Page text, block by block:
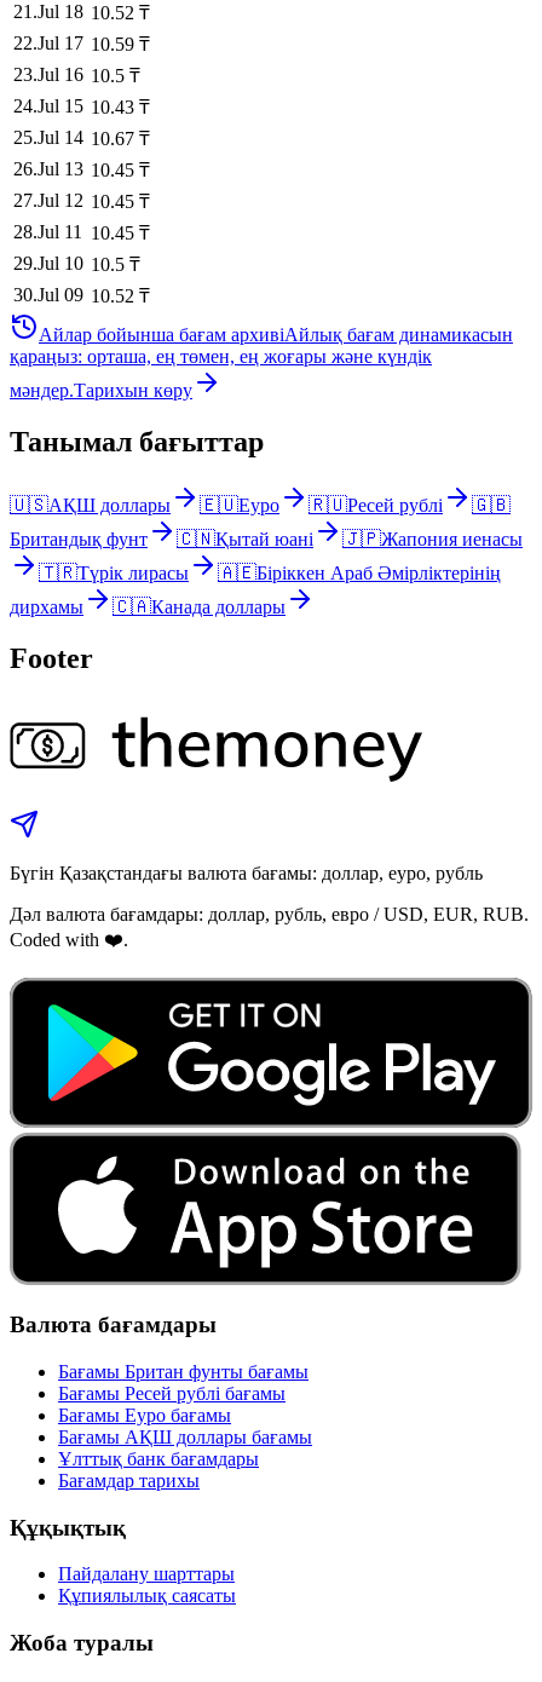
21 .Jul 18 10.52 ₸
22.Jul 17 10.59 ₸
23.Jul 16 10.5 ₸
24.Jul 15 10.43 ₸
25.Jul 14 10.67 ₸
26.Jul 13 10.45 ₸
27.Jul 12 10.45 ₸
28.Jul 11 10.45 ₸
29.Jul 10 10.5 ₸
30.Jul 09 10.52 ₸
Айлар бойынша бағам архивіАйлық бағам динамикасын
қараңыз: орташа, ең төмен, ең жоғары және күндік
мәндер.Тарихын көру
Танымал бағыттар
🇺🇸АҚШ доллары 🇪🇺Еуро 🇷🇺Ресей рублі
🇬🇧
Британдық фунт
🇨🇳Қытай юані 🇯🇵Жапония иенасы
🇹🇷Түрік лирасы 🇦🇪Біріккен Араб Әмірліктерінің
дирхамы
🇨🇦Канада доллары
Footer
Бүгін Қазақстандағы валюта бағамы: доллар, еуро, рубль
Дәл валюта бағамдары: доллар, рубль, евро / USD, EUR, RUB.
Coded with ❤️.
Валюта бағамдары
Бағамы Британ фунты бағамы
Бағамы Ресей рублі бағамы
Бағамы Еуро бағамы
Бағамы АҚШ доллары бағамы
Ұлттық банк бағамдары
Бағамдар тарихы
Құқықтық
Пайдалану шарттары
Құпиялылық саясаты
Жоба туралы